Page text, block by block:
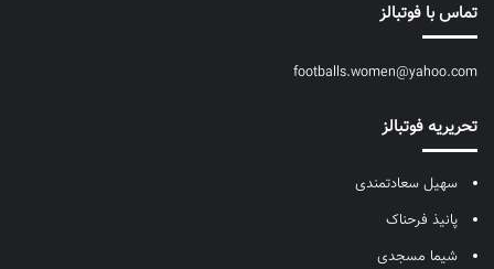
تماس با فوتبالز
footballs.women@yahoo.com
تحریریه فوتبالز
سهیل سعادتمندی
پانیذ فرحناک
شیما مسجدی